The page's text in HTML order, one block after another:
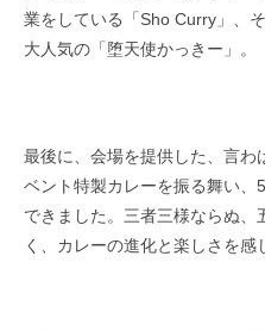
業をしている「Sho Curry」、
大人気の「堕天使かっきー」。
最後に、会場を提供した、言わ
ベント特製カレ​ーを振る舞い
できました。​三者三様ならぬ、
く、カレーの進化と楽しさを感